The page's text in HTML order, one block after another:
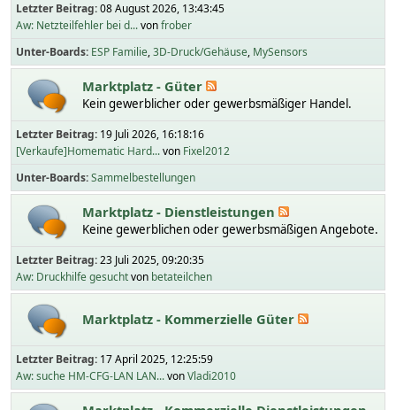
Letzter Beitrag:08 August 2026, 13:43:45
Aw: Netzteilfehler bei d...vonfrober
Unter-Boards ESP Familie 3D-Druck/Gehäuse MySensors
Marktplatz - Güter
Kein gewerblicher oder gewerbsmäßiger Handel.
Letzter Beitrag: 19 Juli 2026, 16:18:16
[Verkaufe]Homematic Hard...von Fixel2012
Unter-Boards Sammelbestellungen
Marktplatz - Dienstleistungen
Keine gewerblichen oder gewerbsmäßigen Angebote.
Letzter Beitrag:23 Juli 2025, 09:20:35
Aw: Druckhilfe gesuchtvon betateilchen
Marktplatz - Kommerzielle Güter
Letzter Beitrag: 17 April 2025, 12:25:59
Aw: suche HM-CFG-LAN LAN...vonVladi2010